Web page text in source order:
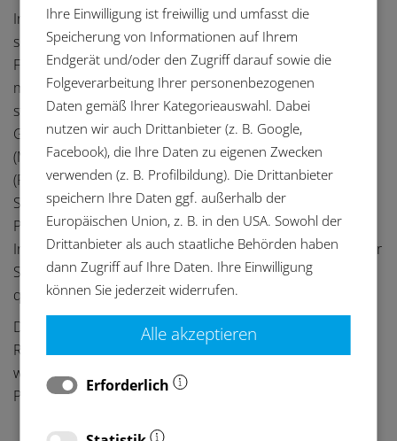
In der Medizintechnik ist die Bauteilreinigung ein
sicherheitskritischer Prozess. Rückstände aus der
Fertigung und Bearbeitung können die Funktion
medizinischer Produkte beeinträchtigen, Folgeprozesse
stören oder regulatorische Risiken verursachen.
Gleichzeitig steigen mit der Medical Device Regulation
(MDR), den Vorgaben der Food and Drug Administration
(FDA), der ISO 13485 und kundenspezifischen
Sauberkeitsspezifikationen die Anforderungen an
Prozessstabilität, Validierbarkeit und Dokumentation.
Industrielle Bauteilreinigung ist damit kein unterstützender
Schritt, sondern ein integraler Bestandteil der
qualitätsgesicherten Herstellung von Medizintechnik.
Die BvL Oberflächentechnik GmbH entwickelt
Reinigungsanlagen, die diesen Anforderungen gerecht
werden und sich zuverlässig in definierte
Produktionsumgebungen integrieren lassen.
Ihre Einwilligung ist freiwillig und umfasst die
Speicherung von Informationen auf Ihrem
Endgerät und/oder den Zugriff darauf sowie die
Folgeverarbeitung Ihrer personenbezogenen
Daten gemäß Ihrer Kategorieauswahl. Dabei
nutzen wir auch Drittanbieter (z. B. Google,
Facebook), die Ihre Daten zu eigenen Zwecken
verwenden (z. B. Profilbildung). Die Drittanbieter
speichern Ihre Daten ggf. außerhalb der
Europäischen Union, z. B. in den USA. Sowohl der
Drittanbieter als auch staatliche Behörden haben
dann Zugriff auf Ihre Daten. Ihre Einwilligung
können Sie jederzeit widerrufen.
Alle akzeptieren
Erforderlich